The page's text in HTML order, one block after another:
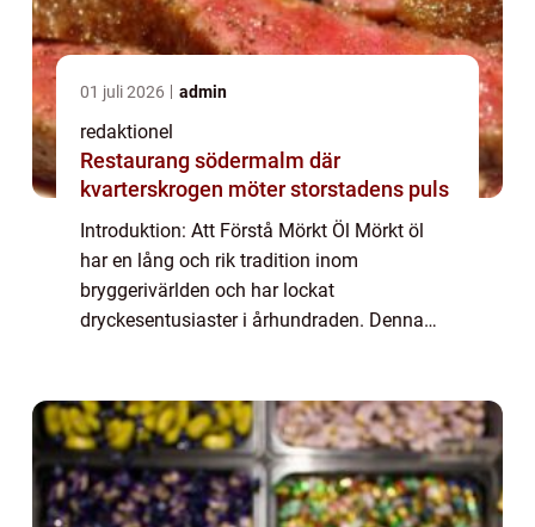
01 juli 2026 admin
redaktionel
Restaurang södermalm där
kvarterskrogen möter storstadens puls
Introduktion: Att Förstå Mörkt Öl Mörkt öl
har en lång och rik tradition inom
bryggerivärlden och har lockat
dryckesentusiaster i århundraden. Denna
smakprofil och en fyllig...